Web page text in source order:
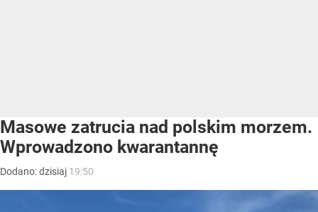
Masowe zatrucia nad polskim morzem.
Wprowadzono kwarantannę
Dodano:dzisiaj 19:50